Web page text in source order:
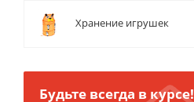
Хранение игрушек
Будьте всегда в курсе!